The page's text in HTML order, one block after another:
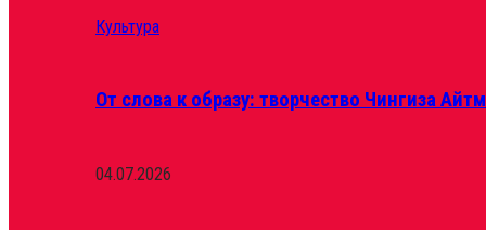
Культура
От слова к образу: творчество Чингиза
04.07.2026